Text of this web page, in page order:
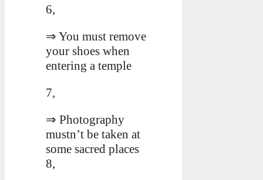
6,
⇒ You must remove
your shoes when
entering a temple
7,
⇒ Photography
mustn’t be taken at
some sacred places
8,